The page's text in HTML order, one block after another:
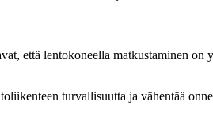
että lentokoneella matkustaminen on
turvallisuutta ja vähentää